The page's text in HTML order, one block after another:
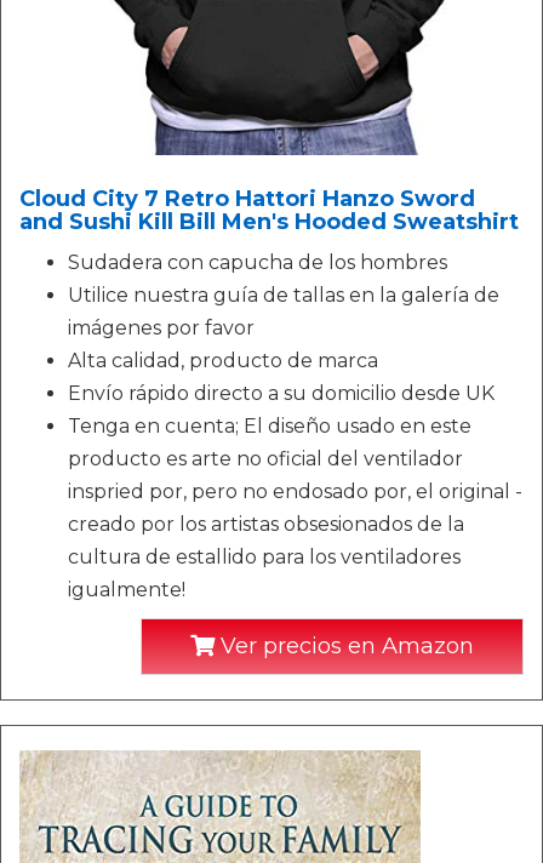
Cloud City 7 Retro Hattori Hanzo Sword
and Sushi Kill Bill Men's Hooded Sweatshirt
Sudadera con capucha de los hombres
Utilice nuestra guía de tallas en la galería de
imágenes por favor
Alta calidad, producto de marca
Envío rápido directo a su domicilio desde UK
Tenga en cuenta; El diseño usado en este
producto es arte no oficial del ventilador
inspried por, pero no endosado por, el original -
creado por los artistas obsesionados de la
cultura de estallido para los ventiladores
igualmente!
Ver precios en Amazon